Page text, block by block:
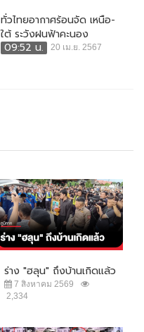
ทั่วไทยอากาศร้อนจัด เหนือ-
ใต้ ระวังฝนฟ้าคะนอง
09:52 น.
20 เม.ย. 2567
ร่าง "ฮลุน" ถึงบ้านเกิดแล้ว
7 สิงหาคม 2569
2,334